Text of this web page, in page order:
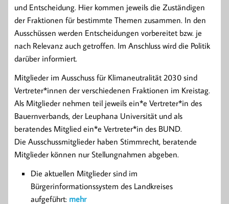
und Entscheidung. Hier kommen jeweils die Zuständigen
der Fraktionen für bestimmte Themen zusammen. In den
Ausschüssen werden Entscheidungen vorbereitet bzw. je
nach Relevanz auch getroffen. Im Anschluss wird die Politik
darüber informiert.
Mitglieder im Ausschuss für Klimaneutralität 2030 sind
Vertreter*innen der verschiedenen Fraktionen im Kreistag.
Als Mitglieder nehmen teil jeweils ein*e Vertreter*in des
Bauernverbands, der Leuphana Universität und als
beratendes Mitglied ein*e Vertreter*in des BUND.
Die Ausschussmitglieder haben Stimmrecht, beratende
Mitglieder können nur Stellungnahmen abgeben.
Die aktuellen Mitglieder sind im
Bürgerinformationssystem des Landkreises
aufgeführt: mehr